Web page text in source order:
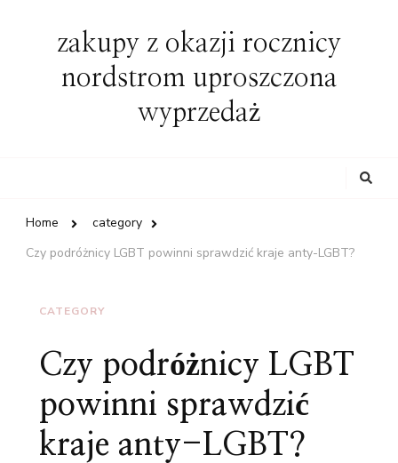
zakupy z okazji rocznicy
nordstrom uproszczona
wyprzedaż
Home
category
Czy podróżnicy LGBT powinni sprawdzić kraje anty-LGBT?
CATEGORY
Czy podróżnicy LGBT
powinni sprawdzić
kraje anty-LGBT?